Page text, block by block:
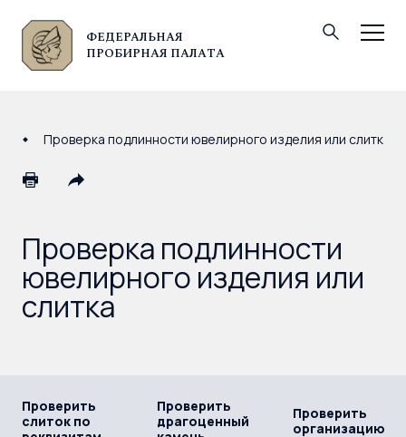
ФЕДЕРАЛЬНАЯ
ПРОБИРНАЯ ПАЛАТА
© Федеральная пробирная палата, 2026
Проверка подлинности ювелирного изделия или слитка
Проверка подлинности
ювелирного изделия или
слитка
Проверить
слиток по
Проверить
драгоценный
Проверить
организацию